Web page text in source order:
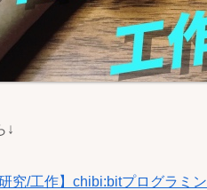
↓
研究/工作】chibi:bitプログラミ